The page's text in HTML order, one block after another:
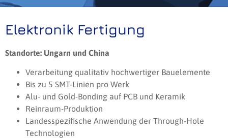
Elektronik Fertigung
Standorte: Ungarn und China
Verarbeitung qualitativ hochwertiger Bauelemente
Bis zu 5 SMT-Linien pro Werk
Alu- und Gold-Bonding auf PCB und Keramik
Reinraum-Produktion
Landesspezifische Anwendung der Through-Hole
Technologien